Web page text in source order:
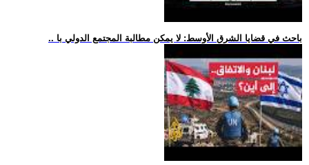
.. باحث في قضايا الشرق الأوسط: لا يمكن مطالبة المجتمع الدولي با